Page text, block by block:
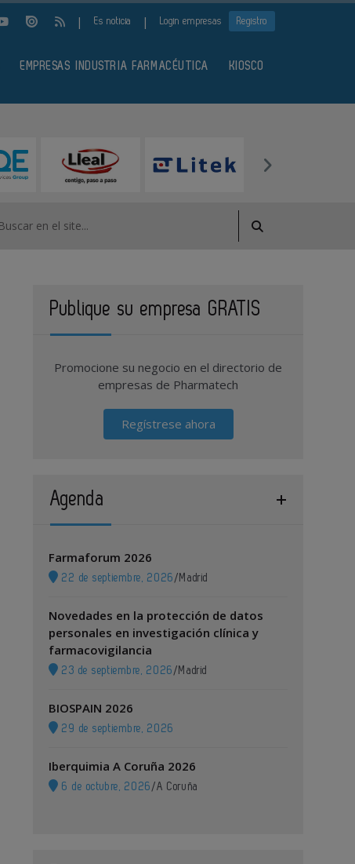
| Es noticia | Login empresas Registro
EMPRESAS INDUSTRIA FARMACÉUTICA KIOSCO
Publique su empresa GRATIS
Promocione su negocio en el directorio de
empresas de Pharmatech
Regístrese ahora
Agenda
Farmaforum 2026
22 de septiembre, 2026 / Madrid
Novedades en la protección de datos
personales en investigación clínica y
farmacovigilancia
23 de septiembre, 2026 / Madrid
BIOSPAIN 2026
29 de septiembre, 2026
Iberquimia A Coruña 2026
6 de octubre, 2026 /A Coruña